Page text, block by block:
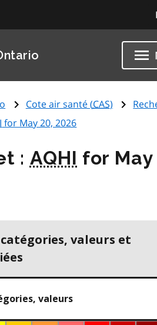
Cote air santé (CAS)
for May 20, 2026
: AQHI for
valeurs et
valeurs